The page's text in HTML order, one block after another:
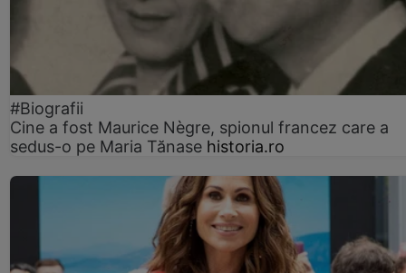
#Biografii
Cine a fost Maurice Nègre, spionul francez care a
sedus-o pe Maria Tănase historia.ro